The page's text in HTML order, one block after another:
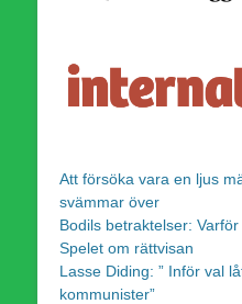
Att försöka vara en ljus
svämmar över
Bodils betraktelser:
Spelet om rättvisan
Lasse Diding: ” Inför val
kommunister”